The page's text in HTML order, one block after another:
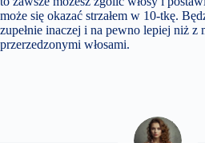
może się okazać strzałem w 10-tkę.
zupełnie inaczej i na pewno lepiej niż z
przerzedzonymi włosami.